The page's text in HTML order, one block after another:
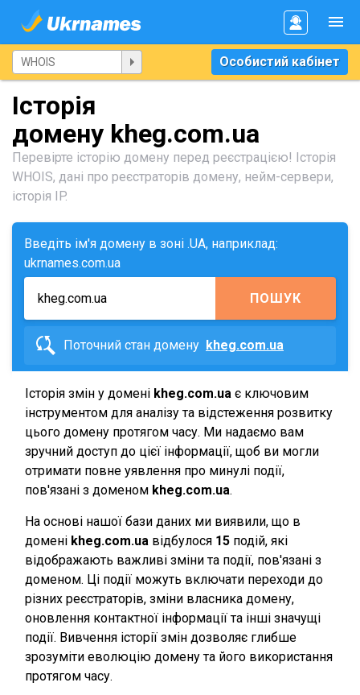
Особистий кабінет
Історія
домену kheg.com.ua
Перевірте історію домену перед реєстрацією! Історія
WHOIS, дані про реєстраторів домену, нейм-сервери,
історія IP.
Введіть ім'я домену в зоні .UA, наприклад:
ukrnames.com.ua
ПОШУК
Поточний стан домену kheg.com.ua
Історія змін у домені kheg.com.ua є ключовим
інструментом для аналізу та відстеження розвитку
цього домену протягом часу. Ми надаємо вам
зручний доступ до цієї інформації, щоб ви могли
отримати повне уявлення про минулі події,
пов'язані з доменом kheg.com.ua.
На основі нашої бази даних ми виявили, що в
домені kheg.com.ua відбулося 15 подій, які
відображають важливі зміни та події, пов'язані з
доменом. Ці події можуть включати переходи до
різних реєстраторів, зміни власника домену,
оновлення контактної інформації та інші значущі
події. Вивчення історії змін дозволяє глибше
зрозуміти еволюцію домену та його використання
протягом часу.